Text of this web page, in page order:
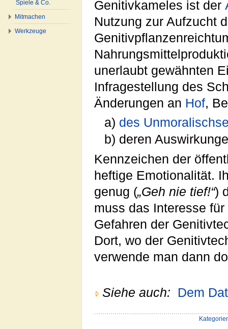
Genitivkameles ist der
Nutzung zur Aufzucht
unerlaubt gewähnten
Infragestellung des
Änderungen an Hof,
a) des
b) deren
Kennzeichen der
heftige Emotionalität.
genug („Geh nie tief!“)
muss das Interesse
Gefahren der
Dort, wo der
verwende man dann
Siehe auch: Dem
Spiele & Co.
Mitmachen
Werkzeuge